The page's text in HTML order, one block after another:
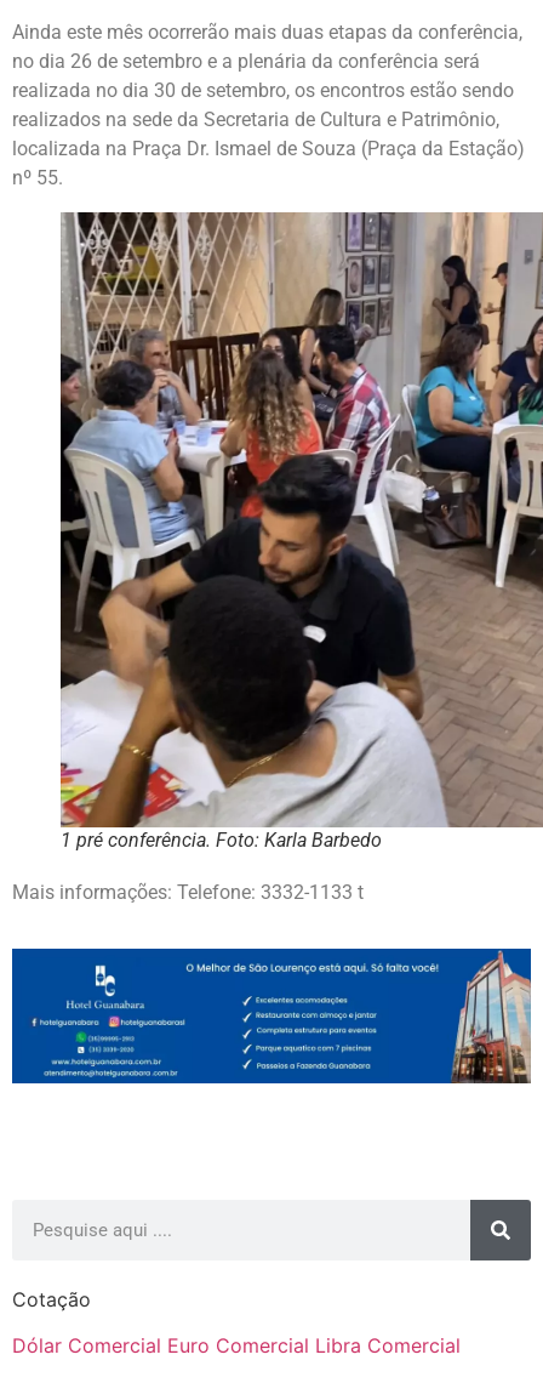
Ainda este mês ocorrerão mais duas etapas da conferência,
no dia 26 de setembro e a plenária da conferência será
realizada no dia 30 de setembro, os encontros estão sendo
realizados na sede da Secretaria de Cultura e Patrimônio,
localizada na Praça Dr. Ismael de Souza (Praça da Estação)
nº 55.
1 pré conferência. Foto: Karla Barbedo
Mais informações: Telefone: 3332-1133 t
Cotação
Dólar Comercial Euro Comercial Libra Comercial